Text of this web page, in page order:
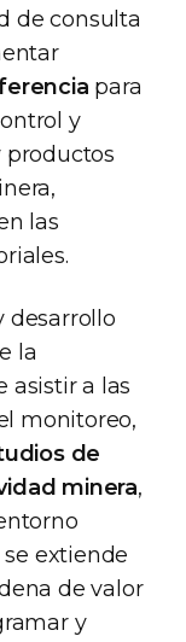
de consulta
para
y
productos
las
desarrollo
la
asistir a las
monitoreo,
de
minera,
extiende
de valor
y